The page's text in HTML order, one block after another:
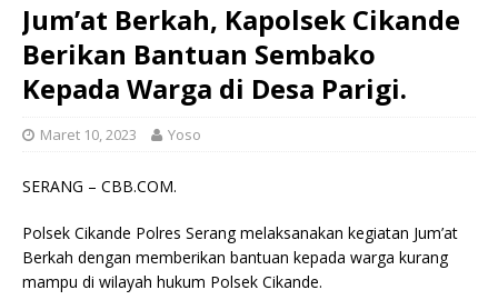
Jum’at Berkah, Kapolsek Cikande
Berikan Bantuan Sembako
Kepada Warga di Desa Parigi.
Maret 10, 2023 Yoso
SERANG – CBB.COM.
Polsek Cikande Polres Serang melaksanakan kegiatan Jum’at
Berkah dengan memberikan bantuan kepada warga kurang
mampu di wilayah hukum Polsek Cikande.